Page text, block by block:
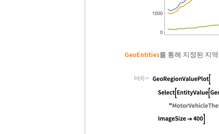
GeoEntities를 통해 지정된 지
In[4]:=